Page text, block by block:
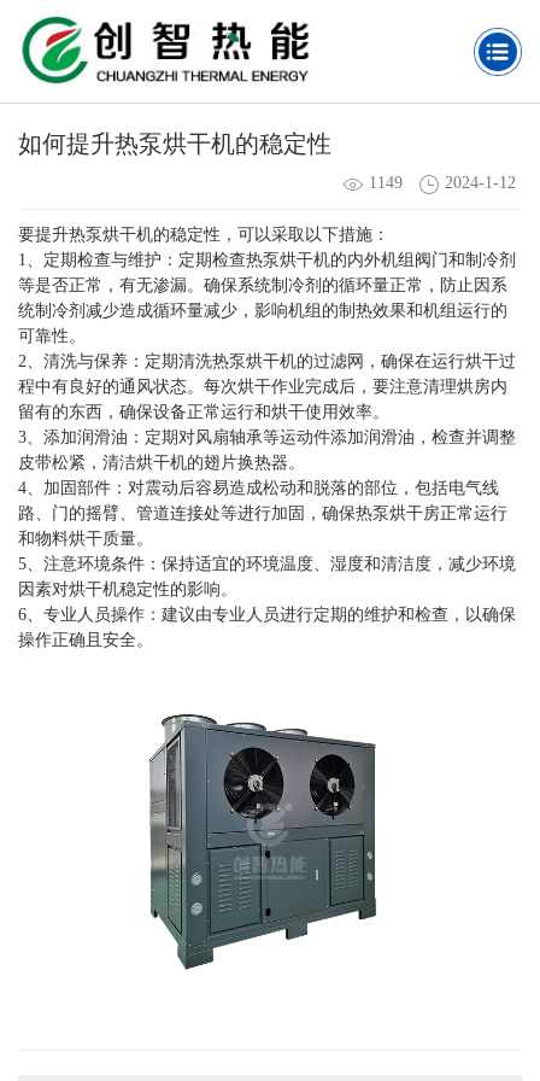
如何提升热泵烘干机的稳定性
1149 2024-1-12
要提升热泵烘干机的稳定性，可以采取以下措施：
1、定期检查与维护：定期检查热泵烘干机的内外机组阀门和制冷剂
等是否正常，有无渗漏。确保系统制冷剂的循环量正常，防止因系
统制冷剂减少造成循环量减少，影响机组的制热效果和机组运行的
可靠性。
2、清洗与保养：定期清洗热泵烘干机的过滤网，确保在运行烘干过
程中有良好的通风状态。每次烘干作业完成后，要注意清理烘房内
留有的东西，确保设备正常运行和烘干使用效率。
3、添加润滑油：定期对风扇轴承等运动件添加润滑油，检查并调整
皮带松紧，清洁烘干机的翅片换热器。
4、加固部件：对震动后容易造成松动和脱落的部位，包括电气线
路、门的摇臂、管道连接处等进行加固，确保热泵烘干房正常运行
和物料烘干质量。
5、注意环境条件：保持适宜的环境温度、湿度和清洁度，减少环境
因素对烘干机稳定性的影响。
6、专业人员操作：建议由专业人员进行定期的维护和检查，以确保
操作正确且安全。